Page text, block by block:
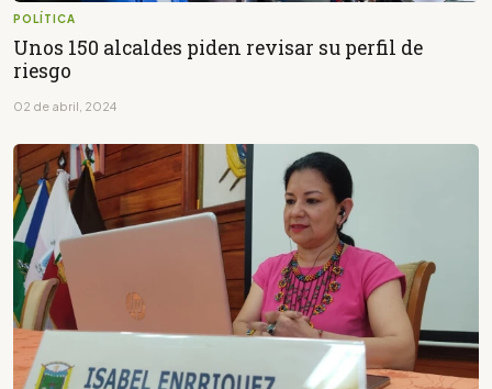
POLÍTICA
Unos 150 alcaldes piden revisar su perfil de
riesgo
02 de abril, 2024